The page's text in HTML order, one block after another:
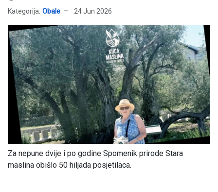
Kategorija: Obale 24 Jun 2026
Za nepune dvije i po godine Spomenik prirode Stara
maslina obišlo 50 hiljada posjetilaca.